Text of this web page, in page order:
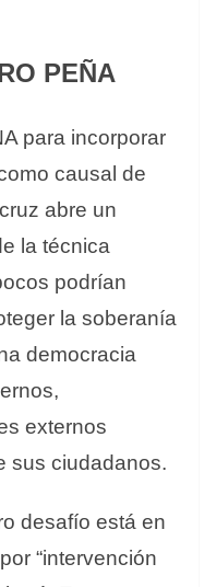
PEÑA
para incorporar
causal de
abre un
la técnica
podrían
la soberanía
democracia
externos
sus ciudadanos.
desafío está en
“intervención